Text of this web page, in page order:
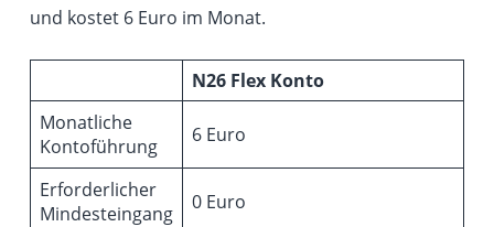
und kostet 6 Euro im Monat.
N26 Flex Konto
Monatliche
Kontoführung
6 Euro
Erforderlicher
Mindesteingang
0 Euro